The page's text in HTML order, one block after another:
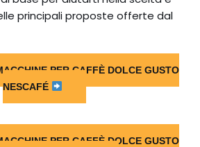
principali proposte offerte dal
PER CAFFÈ DOLCE GUSTO
NESCAFÉ
PER CAFFÈ DOLCE GUSTO